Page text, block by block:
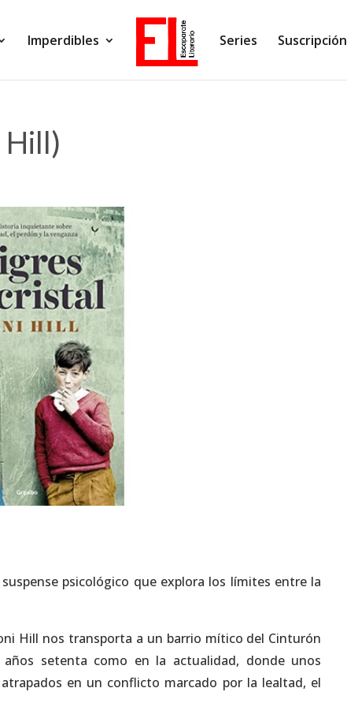
Imperdibles Series Suscripción
Hill)
psicológico que explora los límites entre la
Hill nos transporta a un barrio mítico del Cinturón
setenta como en la actualidad, donde unos
en un conflicto marcado por la lealtad, el